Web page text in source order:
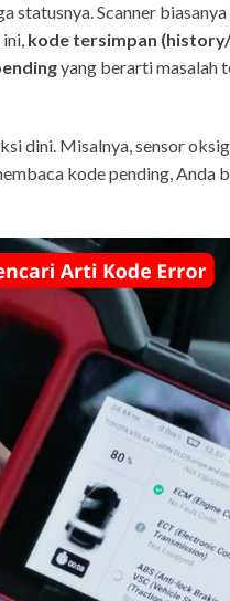
statusnya. Scanner
kode tersimpan
yang berarti masalah
dini. Misalnya, sensor
kode pending, Anda